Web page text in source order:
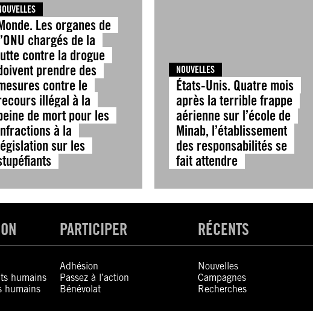
Les organes de
chargés de la
contre la drogue
prendre des
contre le
illégal à la
de mort pour les
à la
sur les
NOUVELLES
États-Unis. Quatre mois
après la terrible frappe
aérienne sur l’école de
Minab, l’établissement
des responsabilités se
fait attendre
humains
humains
PARTICIPER
Adhésion
Passez à l’action
Bénévolat
RÉCENTS
Nouvelles
Campagnes
Recherches